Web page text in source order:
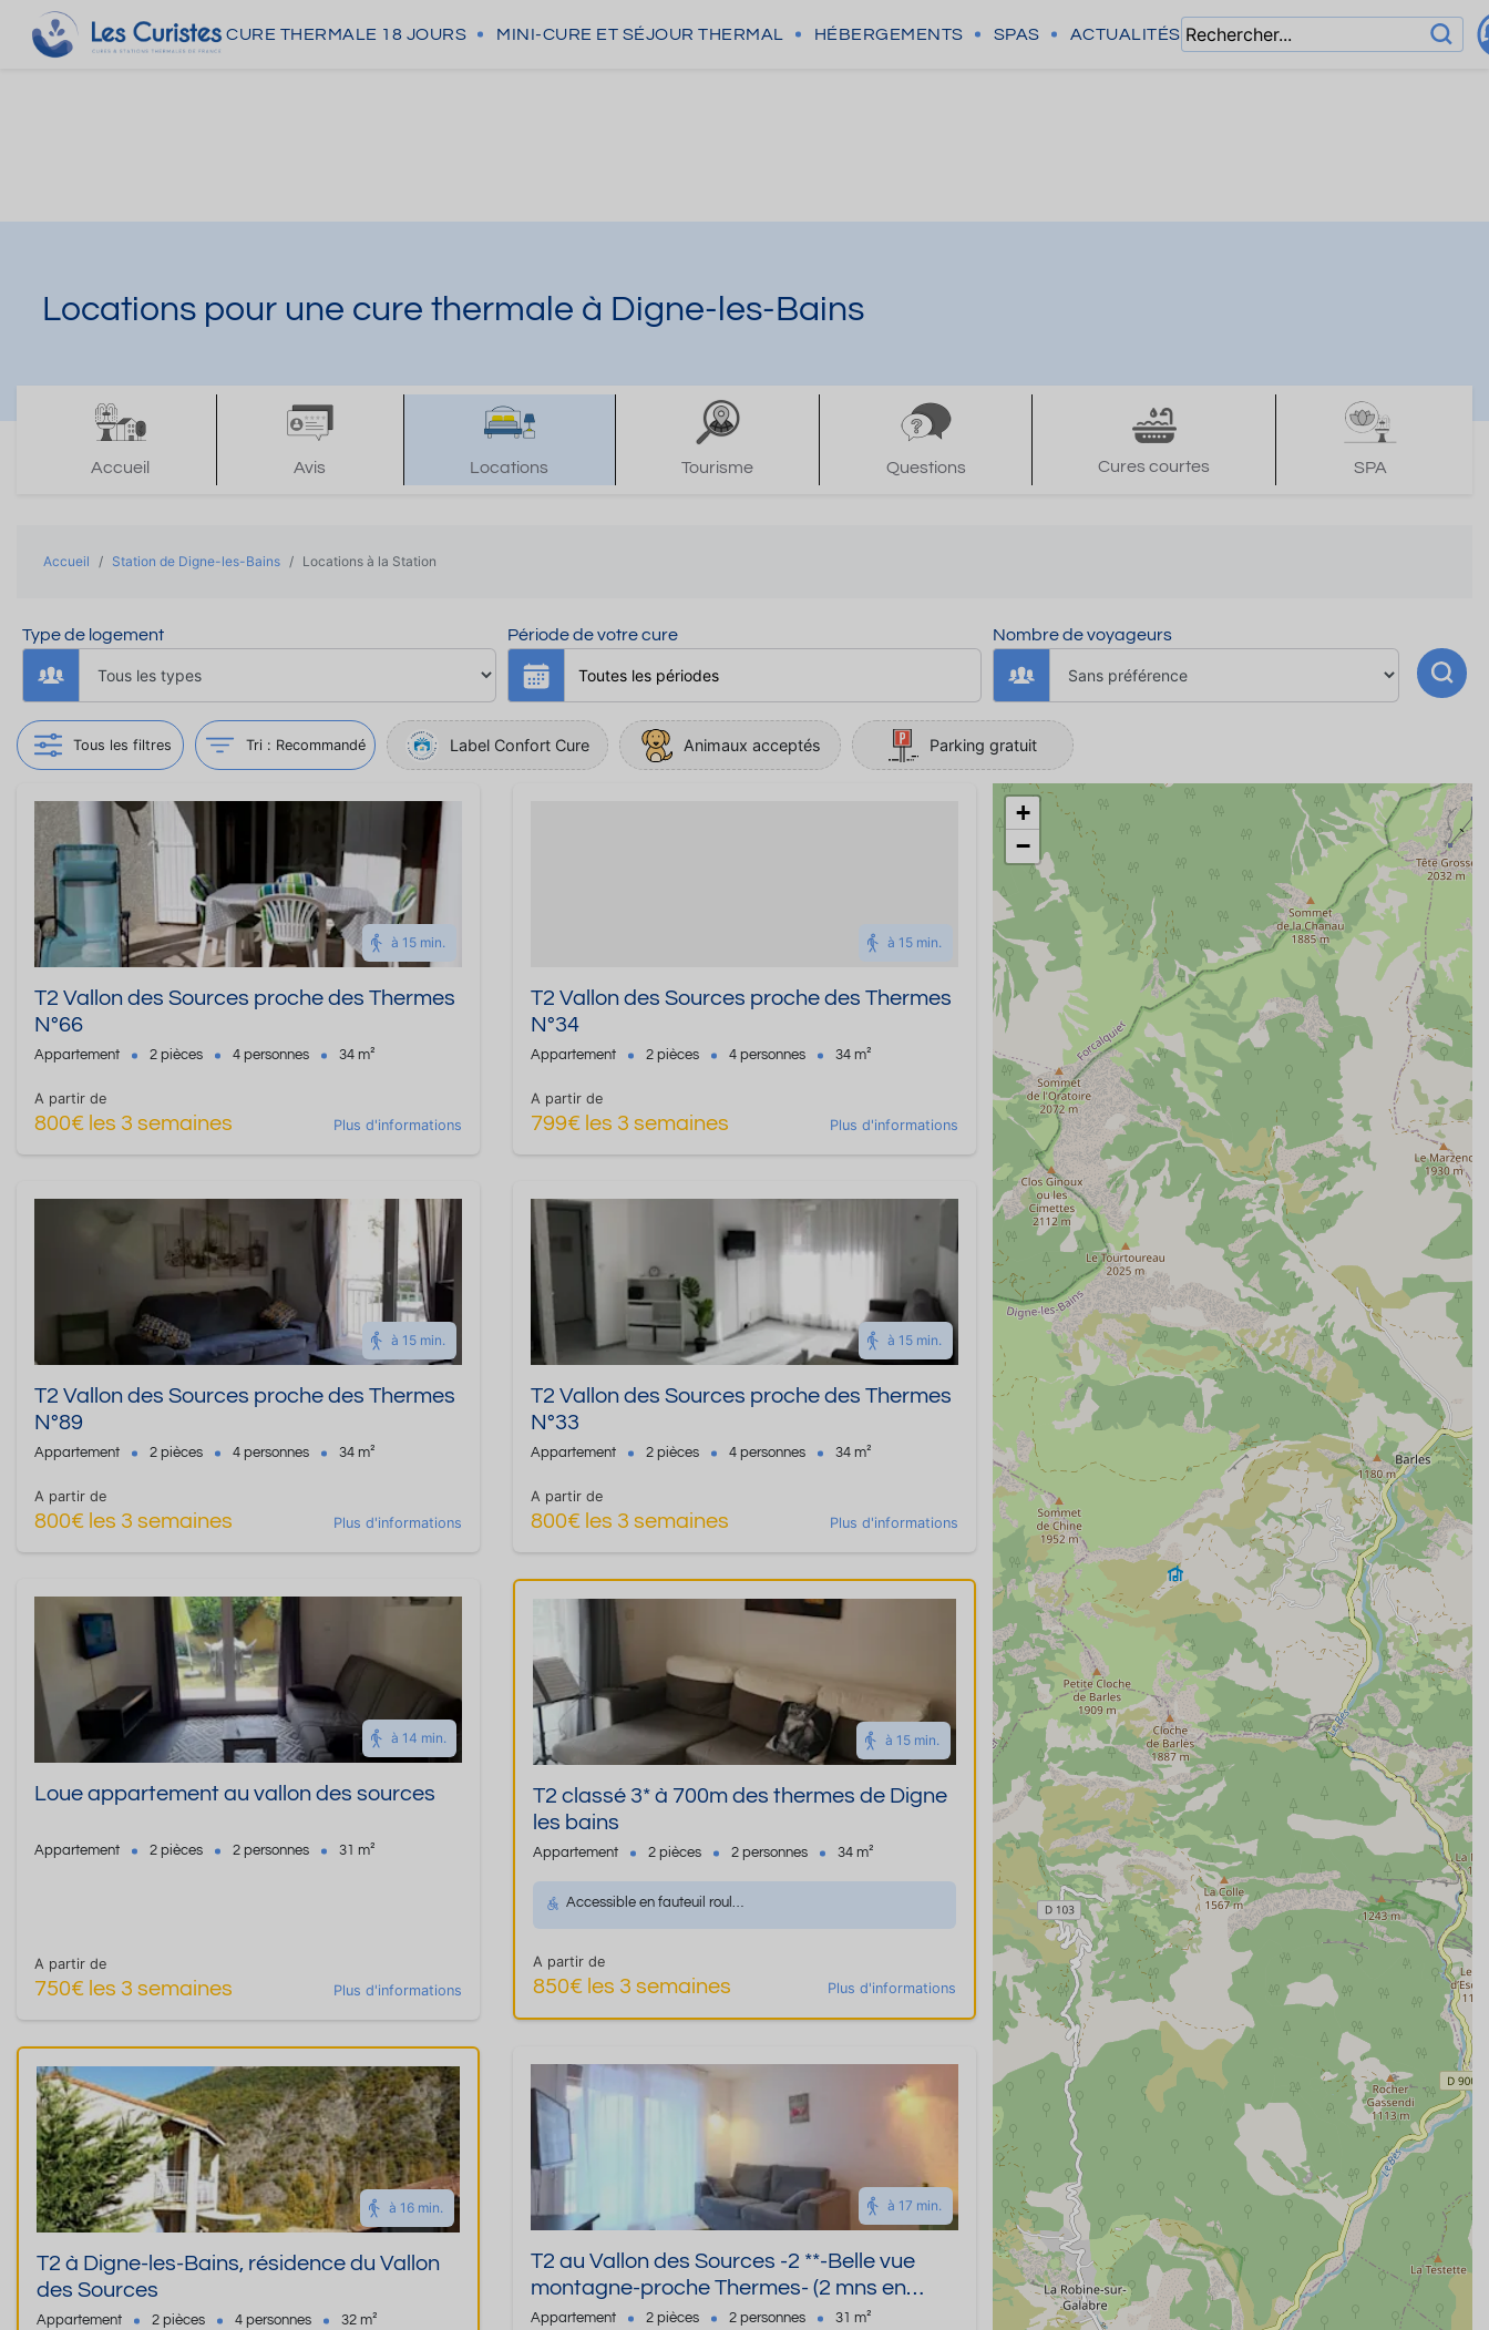
CURE THERMALE 18 JOURS MINI-CURE ET SÉJOUR THERMAL HÉBERGEMENTS SPAS ACTUALITÉS
Locations pour une cure thermale à Digne-les-Bains
Accueil Avis Locations Tourisme Questions Cures courtes SPA
Accueil Station de Digne-les-Bains Locations à la Station
Type de logement Période de votre cure Nombre de voyageurs
Tous les filtres Tri : Recommandé Label Confort Cure Animaux acceptés Parking gratuit
à 15 min.
T2 Vallon des Sources proche des Thermes
N°66
Appartement 2 pièces 4 personnes 34 m²
A partir de
800€ les 3 semaines Plus d'informations
à 15 min.
T2 Vallon des Sources proche des Thermes
N°34
Appartement 2 pièces 4 personnes 34 m²
A partir de
799€ les 3 semaines Plus d'informations
à 15 min.
T2 Vallon des Sources proche des Thermes
N°89
Appartement 2 pièces 4 personnes 34 m²
A partir de
800€ les 3 semaines Plus d'informations
à 15 min.
T2 Vallon des Sources proche des Thermes
N°33
Appartement 2 pièces 4 personnes 34 m²
A partir de
800€ les 3 semaines Plus d'informations
à 14 min.
Loue appartement au vallon des sources
Appartement 2 pièces 2 personnes 31 m²
A partir de
750€ les 3 semaines Plus d'informations
à 15 min.
T2 classé 3* à 700m des thermes de Digne
les bains
Appartement 2 pièces 2 personnes 34 m²
Accessible en fauteuil roulant
A partir de
850€ les 3 semaines Plus d'informations
à 16 min.
T2 à Digne-les-Bains, résidence du Vallon
des Sources
Appartement 2 pièces 4 personnes 32 m²
à 17 min.
T2 au Vallon des Sources -2 **-Belle vue
montagne-proche Thermes- (2 mns en
voiture)-Capacité 4 personnes
Appartement 2 pièces 2 personnes 31 m²
+
−